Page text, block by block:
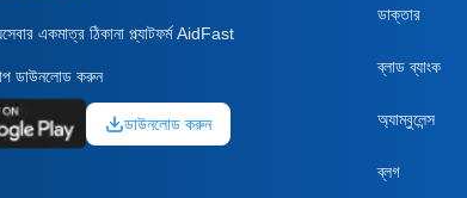
একমাত্র ঠিকানা প্ল্যাটফর্ম AidFast
ডাউনলোড করুন
ডাউনলোড করুন
ডাক্তার
ব্লাড ব্যাংক
অ্যাম্বুলেন্স
ব্লগ